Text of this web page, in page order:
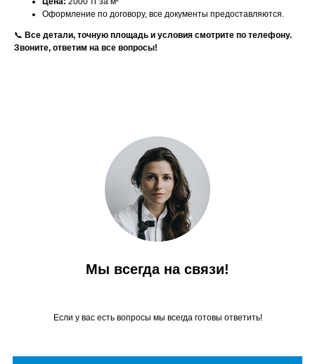
Оформление по договору, все документы предоставляются.
📞 Все детали, точную площадь и условия смотрите по телефону.
Звоните, ответим на все вопросы!
Мы всегда на связи!
Если у вас есть вопросы мы всегда готовы ответить!